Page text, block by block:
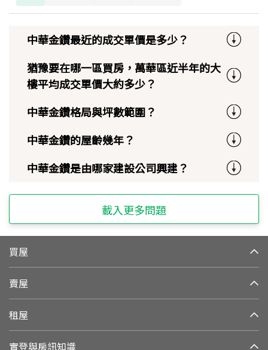
中華金鑽最近的成交單價是多少？
猶豫要在哪一區買房，萬華區近半年的大
樓平均成交單價大約多少？
中華金鑽格局與坪數範圍？
中華金鑽的屋齡幾年？
中華金鑽是由哪家建設公司興建？
載入更多問題
買屋
賣屋
租屋
實登與房訊知識